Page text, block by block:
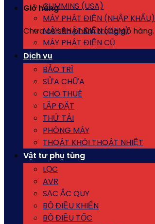
Giỏ hàng
Chưa có sản phẩm trong giỏ hàng.
CUMMINS (USA)
MÁY PHÁT ĐIỆN (NHẬP KHẨU)
MÁY PHÁT ĐIỆN (OEM)
MÁY PHÁT ĐIỆN CŨ
Dịch vụ
BẢO TRÌ
SỬA CHỮA
CHO THUÊ
LẮP ĐẶT
THỬ TẢI
PHÒNG MÁY
THOÁT KHÓI THOÁT NHIỆT
Vật tư phụ tùng
LỌC
AVR
SẠC ẮC QUY
BỘ ĐIỀU KHIỂN
BỘ ĐIỀU TỐC